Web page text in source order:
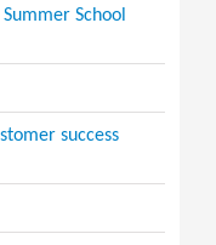
School
success